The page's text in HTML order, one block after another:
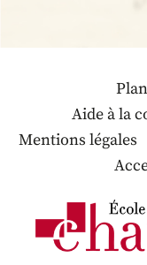
Aide à la
Mentions légales